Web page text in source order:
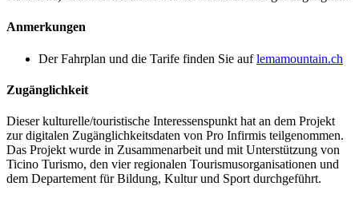
Anmerkungen
Der Fahrplan und die Tarife finden Sie auflemamountain.ch
Zugänglichkeit
Dieser kulturelle/touristische Interessenspunkt hat an dem Projekt
zur digitalen Zugänglichkeitsdaten von Pro Infirmis teilgenommen.
Das Projekt wurde in Zusammenarbeit und mit Unterstützung von
Ticino Turismo, den vier regionalen Tourismusorganisationen und
dem Departement für Bildung, Kultur und Sport durchgeführt.